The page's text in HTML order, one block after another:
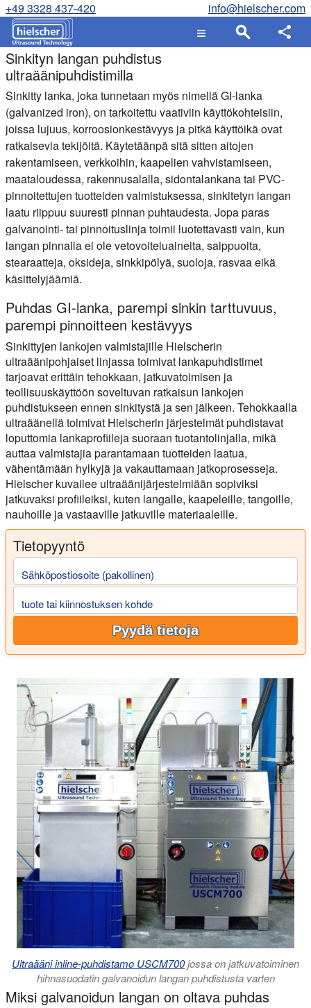
+49 3328 437-420 info@hielscher.com
Sinkityn langan puhdistus
ultraäänipuhdistimilla
Sinkitty lanka, joka tunnetaan myös nimellä GI-lanka
(galvanized iron), on tarkoitettu vaativiin käyttökohteisiin,
joissa lujuus, korroosionkestävyys ja pitkä käyttöikä ovat
ratkaisevia tekijöitä. Käytetäänpä sitä sitten aitojen
rakentamiseen, verkkoihin, kaapelien vahvistamiseen,
maataloudessa, rakennusalalla, sidontalankana tai PVC-
pinnoitettujen tuotteiden valmistuksessa, sinkitetyn langan
laatu riippuu suuresti pinnan puhtaudesta. Jopa paras
galvanointi- tai pinnoituslinja toimii luotettavasti vain, kun
langan pinnalla ei ole vetovoiteluaineita, saippuoita,
stearaatteja, oksideja, sinkkipölyä, suoloja, rasvaa eikä
käsittelyjäämiä.
Puhdas GI-lanka, parempi sinkin tarttuvuus,
parempi pinnoitteen kestävyys
Sinkittyjen lankojen valmistajille Hielscherin
ultraäänipohjaiset linjassa toimivat lankapuhdistimet
tarjoavat erittäin tehokkaan, jatkuvatoimisen ja
teollisuuskäyttöön soveltuvan ratkaisun lankojen
puhdistukseen ennen sinkitystä ja sen jälkeen. Tehokkaalla
ultraäänellä toimivat Hielscherin järjestelmät puhdistavat
loputtomia lankaprofiileja suoraan tuotantolinjalla, mikä
auttaa valmistajia parantamaan tuotteiden laatua,
vähentämään hylkyjä ja vakauttamaan jatkoprosesseja.
Hielscher kuvailee ultraäänijärjestelmiään sopiviksi
jatkuvaksi profiileiksi, kuten langalle, kaapeleille, tangoille,
nauhoille ja vastaaville jatkuville materiaaleille.
Tietopyyntö
Sähköpostiosoite (pakollinen)
tuote tai kiinnostuksen kohde
Pyydä tietoja
Ultraääni inline-puhdistamo USCM700jossa on jatkuvatoiminen
hihnasuodatin galvanoidun langan puhdistusta varten
Miksi galvanoidun langan on oltava puhdas